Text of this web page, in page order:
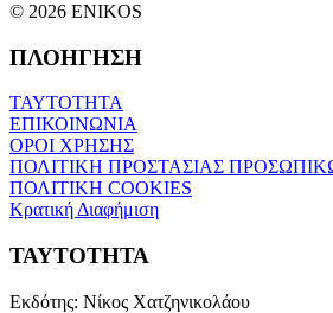
© 2026 ENIKOS
ΠΛΟΗΓΗΣΗ
ΤΑΥΤΟΤΗΤΑ
ΕΠΙΚΟΙΝΩΝΙΑ
ΟΡΟΙ ΧΡΗΣΗΣ
ΠΟΛΙΤΙΚΗ ΠΡΟΣΤΑΣΙΑΣ
ΠΟΛΙΤΙΚΗ COOKIES
Κρατική Διαφήμιση
ΤΑΥΤΟΤΗΤΑ
Εκδότης: Νίκος Χατζηνικολάου